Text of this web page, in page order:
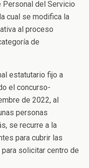
Personal del Servicio
cual se modifica la
al proceso
de
estatutario fijo a
el concurso-
de 2022, al
personas
se recurre a la
para cubrir las
solicitar centro de